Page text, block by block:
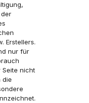
Erstellers.
nur für
Seite nicht
die